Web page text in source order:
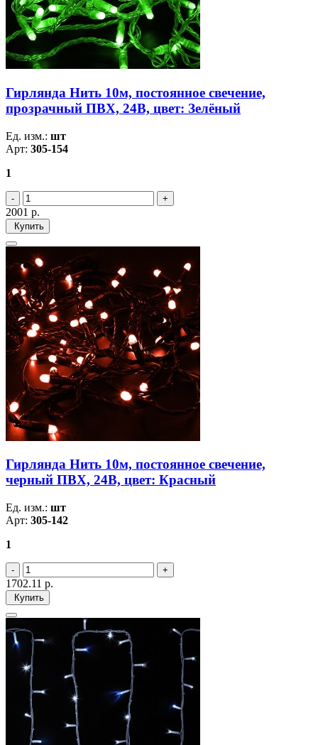
Гирлянда Нить 10м, постоянное свечение,
прозрачный ПВХ, 24В, цвет: Зелёный
Ед. изм.: шт
Арт: 305-154
1
2001 р.
Купить
Гирлянда Нить 10м, постоянное свечение,
черный ПВХ, 24В, цвет: Красный
Ед. изм.: шт
Арт: 305-142
1
1702.11 р.
Купить